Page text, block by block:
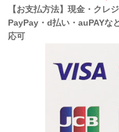
【お支払方法】現金・クレ
PayPay・d払い・auPAYな
応可